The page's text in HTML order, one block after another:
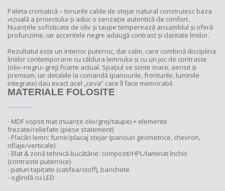
Paleta cromatică – tonurile calde de stejar natural construiesc baza
vizuală a proiectului și aduc o senzație autentică de confort.
Nuanțele sofisticate de oliv și taupe temperează ansamblul și oferă
profunzime, iar accentele negre adaugă contrast și claritate liniilor.
Rezultatul este un interior puternic, dar calm, care combină disciplina
liniilor contemporane cu căldura lemnului și cu un joc de contraste
(oliv–negru–grej) foarte actual. Spațiul se simte mare, aerisit și
premium, iar detaliile la comandă (panourile, fronturile, luminile
integrate) dau exact acel „ceva” care îl face memorabil.
MATERIALE FOLOSITE
- MDF vopsit mat (nuanțe oliv/grej/taupe) + elemente
frezate/reliefate (piese statement)
- Placări lemn: furnir/placaj stejar (panouri geometrice, chevron,
riflaje/verticale)
- Blat & zonă tehnică bucătărie: compozit/HPL/laminat închis
(contraste puternice)
- paturi tapițate (catifea/stoff), banchete
- oglindă cu LED